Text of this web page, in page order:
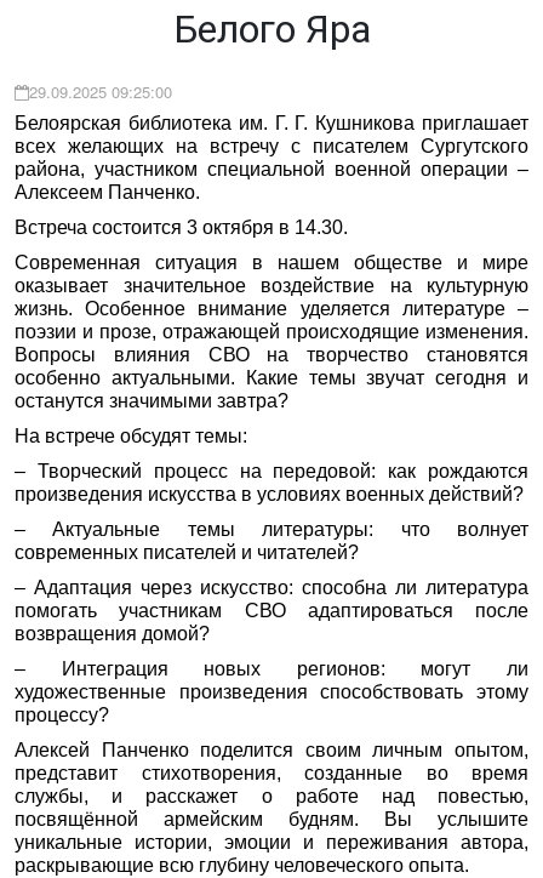
Белого Яра
29.09.2025 09:25:00
Белоярская библиотека им. Г. Г. Кушникова приглашает
всех желающих на встречу с писателем Сургутского
района, участником специальной военной операции –
Алексеем Панченко.
Встреча состоится 3 октября в 14.30.
Современная ситуация в нашем обществе и мире
оказывает значительное воздействие на культурную
жизнь. Особенное внимание уделяется литературе –
поэзии и прозе, отражающей происходящие изменения.
Вопросы влияния СВО на творчество становятся
особенно актуальными. Какие темы звучат сегодня и
останутся значимыми завтра?
На встрече обсудят темы:
– Творческий процесс на передовой: как рождаются
произведения искусства в условиях военных действий?
– Актуальные темы литературы: что волнует
современных писателей и читателей?
– Адаптация через искусство: способна ли литература
помогать участникам СВО адаптироваться после
возвращения домой?
– Интеграция новых регионов: могут ли
художественные произведения способствовать этому
процессу?
Алексей Панченко поделится своим личным опытом,
представит стихотворения, созданные во время
службы, и расскажет о работе над повестью,
посвящённой армейским будням. Вы услышите
уникальные истории, эмоции и переживания автора,
раскрывающие всю глубину человеческого опыта.